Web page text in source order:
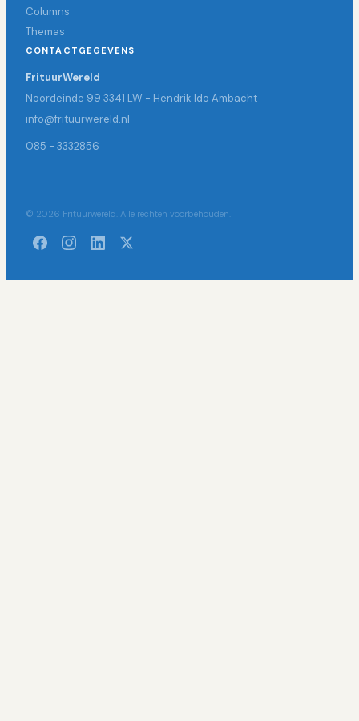
Columns
Themas
CONTACTGEGEVENS
FrituurWereld
Noordeinde 99 3341 LW - Hendrik Ido Ambacht
info@frituurwereld.nl
085 - 3332856
© 2026 Frituurwereld. Alle rechten voorbehouden.